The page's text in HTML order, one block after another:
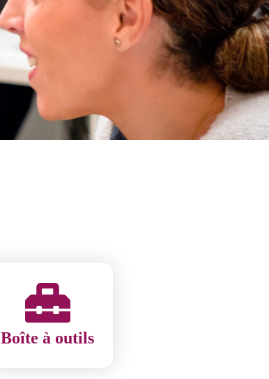
Boîte à outils